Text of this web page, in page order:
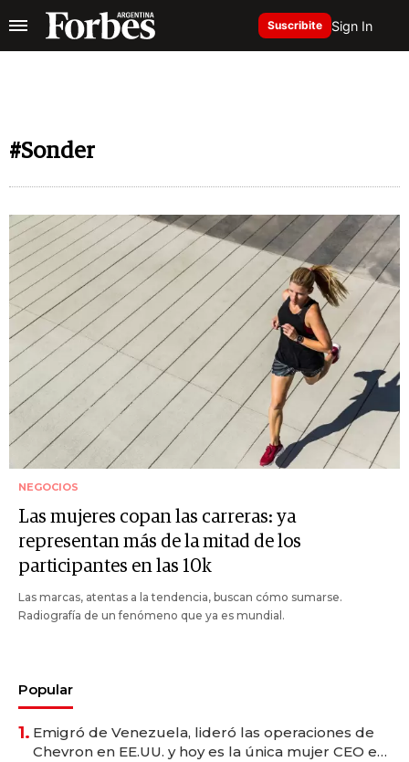
Suscribite Sign In
#Sonder
NEGOCIOS
Las mujeres copan las carreras: ya
representan más de la mitad de los
participantes en las 10k
Las marcas, atentas a la tendencia, buscan cómo sumarse.
Radiografía de un fenómeno que ya es mundial.
Popular
1. Emigró de Venezuela, lideró las operaciones de
Chevron en EE.UU. y hoy es la única mujer CEO en